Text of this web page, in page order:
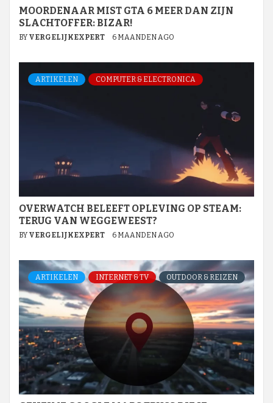
MOORDENAAR MIST GTA 6 MEER DAN ZIJN
SLACHTOFFER: BIZAR!
BY VERGELIJKEXPERT 6 MAANDEN AGO
ARTIKELEN COMPUTER & ELECTRONICA
OVERWATCH BELEEFT OPLEVING OP STEAM:
TERUG VAN WEGGEWEEST?
BY VERGELIJKEXPERT 6 MAANDEN AGO
ARTIKELEN INTERNET & TV OUTDOOR & REIZEN